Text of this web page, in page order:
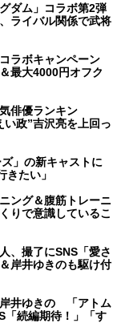
ダム」コラボ第2弾
ライバル関係で武将
コラボキャンペーン
最大4000円オフク
俳優ランキン
政”吉沢亮を上回っ
」の新キャストに
きたい」
ング＆腹筋トレーニ
りで意識しているこ
、撮了にSNS「愛さ
岸井ゆきのも駆け付
井ゆきの 「アトム
「続編期待！」「す